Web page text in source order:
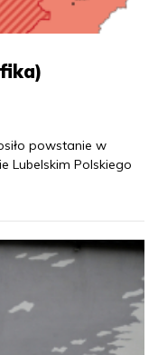
powstanie w
Lubelskim Polskiego